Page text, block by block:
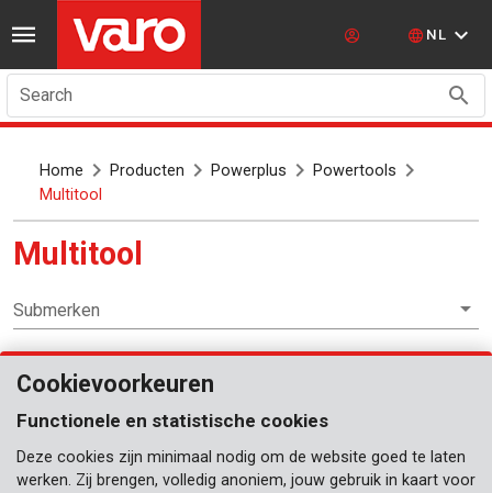
NL
Search
Home Producten Powerplus
Powertools
Multitool
Multitool
Submerken
Powertools
Oscillerende multitool
Roterende multitool
Cookievoorkeuren
Functionele en statistische cookies
Deze cookies zijn minimaal nodig om de website goed te laten
werken. Zij brengen, volledig anoniem, jouw gebruik in kaart voor